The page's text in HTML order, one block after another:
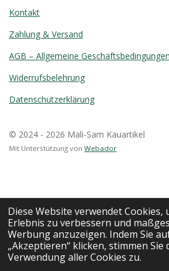
Diese Website verwendet Cookies,
Erlebnis zu verbessern und
Werbung anzuzeigen. Indem Sie
„Akzeptieren“ klicken, stimmen Sie
Verwendung aller Cookies zu.
Kontakt
Zahlung & Versand
AGB – Allgemeine Geschäftsbedingungen
Widerrufsbelehrung
Datenschutzerklärung
© 2024 - 2026 Mali-Sam Kauartikel
Mit Unterstützung von Webador